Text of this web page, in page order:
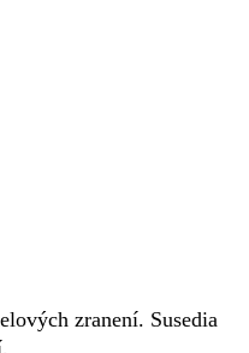
zranení. Susedia